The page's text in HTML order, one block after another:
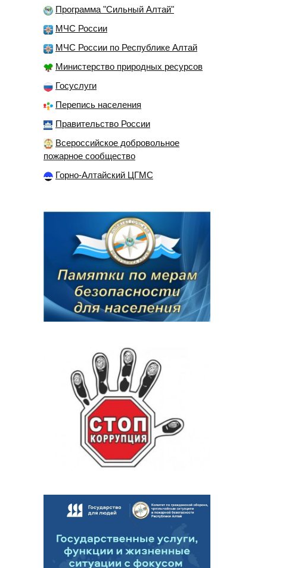
Программа "Сильный Алтай"
МЧС России
МЧС России по Республике Алтай
Министерство природных ресурсов
Госуслуги
Перепись населения
Правительство России
Всероссийское добровольное
пожарное сообщество
Горно-Алтайский ЦГМС